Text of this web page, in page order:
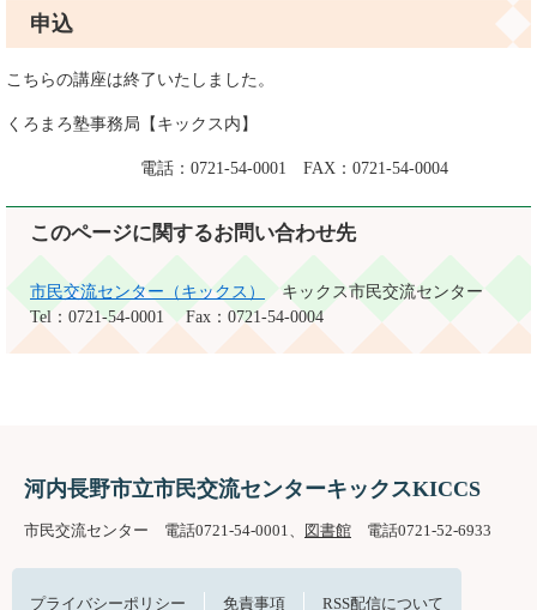
申込
こちらの講座は終了いたしました。
くろまろ塾事務局【キックス内】
電話：0721-54-0001 FAX：0721-54-0004
このページに関するお問い合わせ先
市民交流センター（キックス）
キックス市民交流センター
Tel：0721-54-0001
Fax：0721-54-0004
河内長野市立市民交流センターキックスKICCS
市民交流センター 電話0721-54-0001、 図書館 電話0721-52-6933
プライバシーポリシー 免責事項 RSS配信について